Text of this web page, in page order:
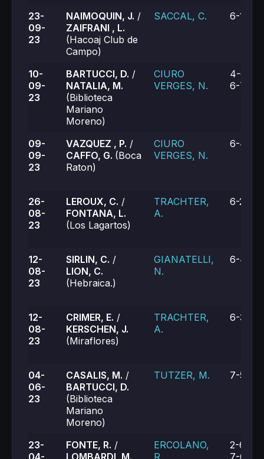
23-
09-
23
NAIMOQUIN, J. /
ZAIFRANI , L.
(Hacoaj Club de
Campo)
SACCAL, C. 6-1, 6-2
10-
09-
23
BARTUCCI, D. /
NATALIA, M.
(Biblioteca
Mariano
Moreno)
CIURO
VERGES, N.
4-6, 6-
6-7
09-
09-
23
VAZQUEZ , P. /
CAFFO, G. (Boca
Raton)
CIURO
VERGES, N.
6-4, 6-
26-
08-
23
LEROUX, C. /
FONTANA, L.
(Los Lagartos)
TRACHTER,
A.
6-2, 6-
12-
08-
23
SIRLIN, C. /
LION, C.
(Hebraica.)
GIANATELLI,
N.
6-4, 6-
12-
08-
23
CRIMER, E. /
KERSCHEN, J.
(Miraflores)
TRACHTER,
A.
6-3, 6-
04-
06-
23
CASALIS, M. /
BARTUCCI, D.
(Biblioteca
Mariano
Moreno)
TUTZER, M. 7-5, 6-
23-
04-
FONTE, R. /
LOMBARDI, M.
ERCOLANO,
R.
2-6, 6-
7-6 (8)